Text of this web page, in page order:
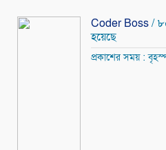
Coder Boss/
হয়েছে
প্রকাশের সময় :